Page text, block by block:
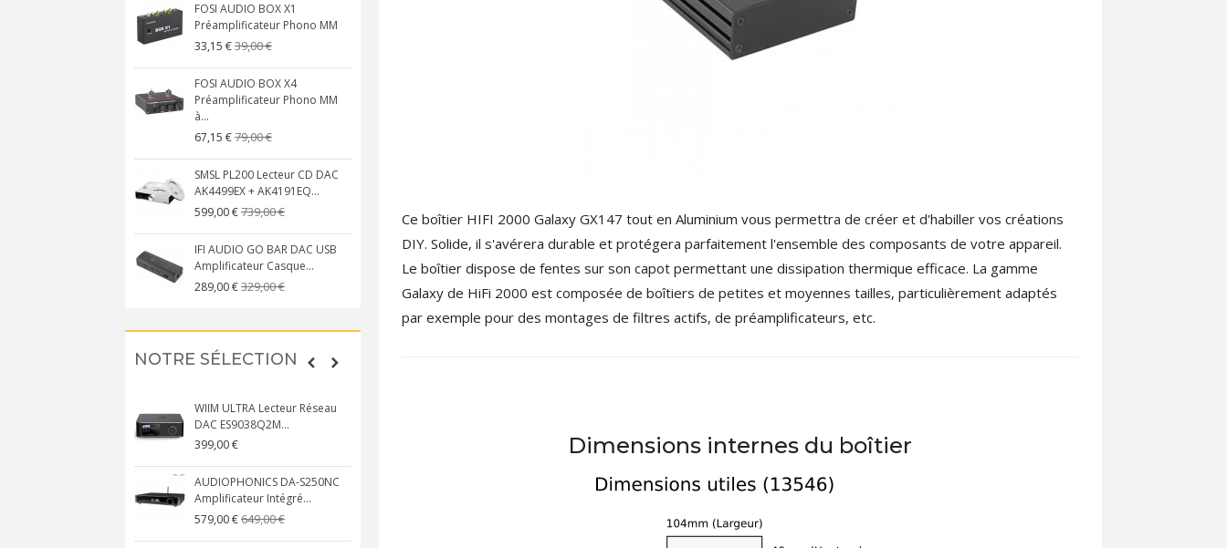
FOSI AUDIO BOX X1
Préamplificateur Phono MM
33,15 €39,00 €
FOSI AUDIO BOX X4
Préamplificateur Phono MM
à...
67,15 €79,00 €
SMSL PL200 Lecteur CD DAC
AK4499EX + AK4191EQ...
599,00 €739,00 €
IFI AUDIO GO BAR DAC USB
Amplificateur Casque...
289,00 €329,00 €
Amplificateur 4 Voies pour...
135,99 €159,99 €
NOTRE SÉLECTION
WIIM ULTRA Lecteur Réseau
DAC ES9038Q2M...
399,00 €
AUDIOPHONICS DA-S250NC
Amplificateur Intégré...
579,00 €649,00 €
Ce boîtier HIFI 2000 Galaxy GX147 tout en Aluminium vous permettra de créer et d'habiller vos créations
DIY. Solide, il s'avérera durable et protégera parfaitement l'ensemble des composants de votre appareil.
Le boîtier dispose de fentes sur son capot permettant une dissipation thermique efficace. La gamme
Galaxy de HiFi 2000 est composée de boîtiers de petites et moyennes tailles, particulièrement adaptés
par exemple pour des montages de filtres actifs, de préamplificateurs, etc.
Dimensions internes du boîtier